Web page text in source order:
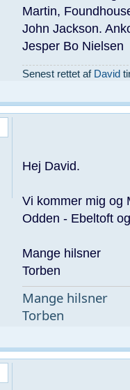
Martin,
John Jackson.
Jesper Bo Nielsen
Senest rettet af David
Hej David.
Vi kommer mig og
Odden - Ebeltoft
Mange hilsner
Torben
Mange hilsner
Torben